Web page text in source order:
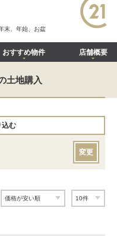
末、年始、お盆
おすすめ物件 店舗概要
土地購入
込む
変更